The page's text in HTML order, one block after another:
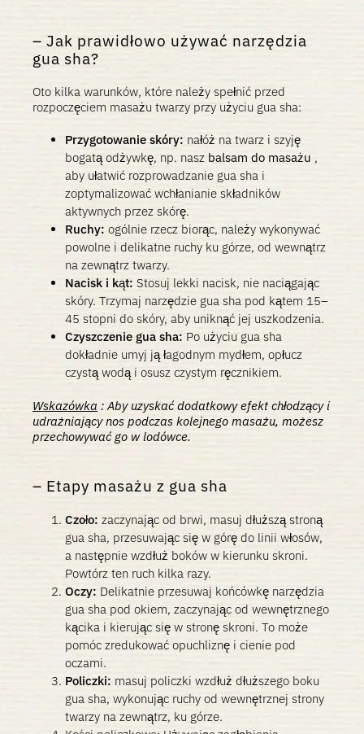
Jak prawidłowo używać narzędzia
gua sha?
Oto kilka warunków, które należy spełnić przed
rozpoczęciem masażu twarzy przy użyciu gua sha:
Przygotowanie skóry: nałóż na twarz i szyję
bogatą odżywkę, np. nasz balsam do masażu ,
aby ułatwić rozprowadzanie gua sha i
zoptymalizować wchłanianie składników
aktywnych przez skórę.
Ruchy: ogólnie rzecz biorąc, należy wykonywać
powolne i delikatne ruchy ku górze, od wewnątrz
na zewnątrz twarzy.
Nacisk i kąt: Stosuj lekki nacisk, nie naciągając
skóry. Trzymaj narzędzie gua sha pod kątem 15–
45 stopni do skóry, aby uniknąć jej uszkodzenia.
Czyszczenie gua sha: Po użyciu gua sha
dokładnie umyj ją łagodnym mydłem, opłucz
czystą wodą i osusz czystym ręcznikiem.
Wskazówka : Aby uzyskać dodatkowy efekt chłodzący i
udrażniający nos podczas kolejnego masażu, możesz
przechowywać go w lodówce.
Etapy masażu z gua sha
Czoło: zaczynając od brwi, masuj dłuższą stroną
gua sha, przesuwając się w górę do linii włosów,
a następnie wzdłuż boków w kierunku skroni.
Powtórz ten ruch kilka razy.
Oczy: Delikatnie przesuwaj końcówkę narzędzia
gua sha pod okiem, zaczynając od wewnętrznego
kącika i kierując się w stronę skroni. To może
pomóc zredukować opuchliznę i cienie pod
oczami.
Policzki: masuj policzki wzdłuż dłuższego boku
gua sha, wykonując ruchy od wewnętrznej strony
twarzy na zewnątrz, ku górze.